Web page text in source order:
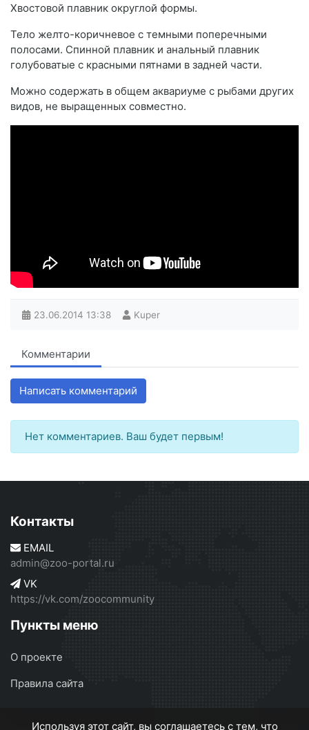
Хвостовой плавник округлой формы.
Тело желто-коричневое с темными поперечными
полосами. Спинной плавник и анальный плавник
голубоватые с красными пятнами в задней части.
Можно содержать в общем аквариуме с рыбами других
видов, не выращенных совместно.
23.06.2014 13:38 Kuper
Комментарии
Написать комментарий
Нет комментариев. Ваш будет первым!
Контакты
EMAIL
admin@zoo-portal.ru
VK
https://vk.com/zoocommunity
Пункты меню
О проекте
Правила сайта
Используя этот сайт, вы соглашаетесь с тем, что